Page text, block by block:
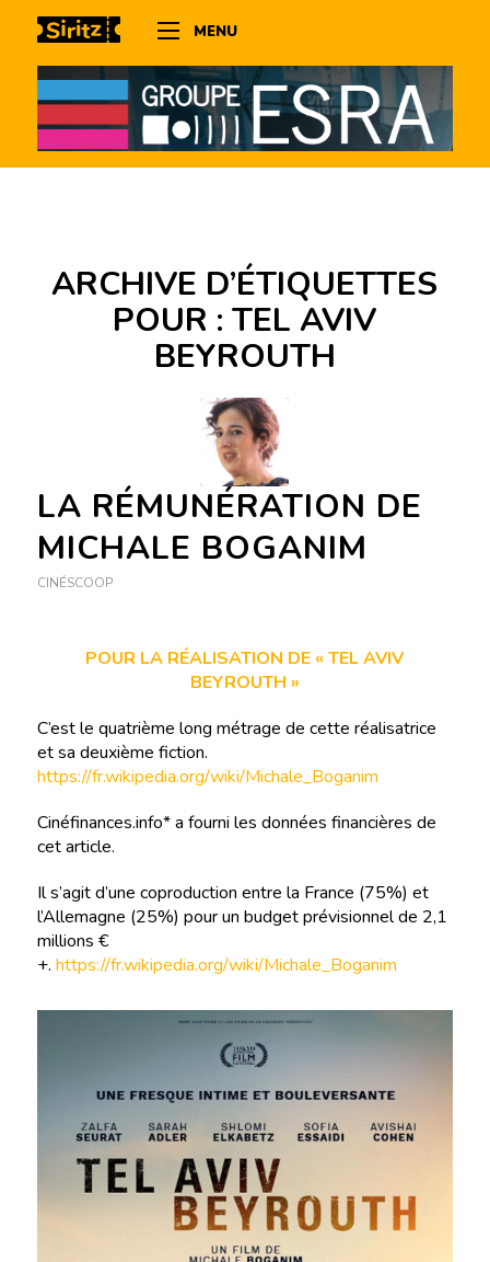
MENU
ARCHIVE D’ÉTIQUETTES
POUR :TEL AVIV
BEYROUTH
LA RÉMUNÉRATION DE
MICHALE BOGANIM
CINÉSCOOP
POUR LA RÉALISATION DE « TEL AVIV
BEYROUTH »
C’est le quatrième long métrage de cette réalisatrice
et sa deuxième fiction.
https://fr.wikipedia.org/wiki/Michale_Boganim
Cinéfinances.info* a fourni les données financières de
cet article.
Il s’agit d’une coproduction entre la France (75%) et
l’Allemagne (25%) pour un budget prévisionnel de 2,1
millions €
+. https://fr.wikipedia.org/wiki/Michale_Boganim